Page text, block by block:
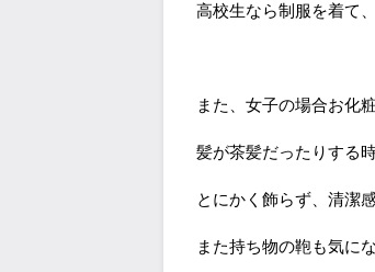
高校生なら制服を着て
また、女子の場合お化
髪が茶髪だったりする
とにかく飾らず、清潔
また持ち物の鞄も気に